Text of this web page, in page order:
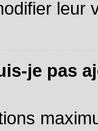
leur
je pas